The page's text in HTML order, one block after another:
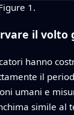
1.
il volto
hanno
il
umani e
simile al